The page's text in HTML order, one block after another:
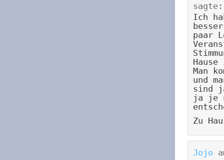
sagte:
Ich
paar
Man
und
sind
ja je
Zu
Jojo